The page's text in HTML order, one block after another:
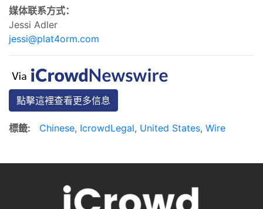
媒体联系方式：
Jessi Adler
jessi@plat4orm.com
點擊這裡查看更多信息
標籤: Chinese, IcrowdLegal, United States, Wire